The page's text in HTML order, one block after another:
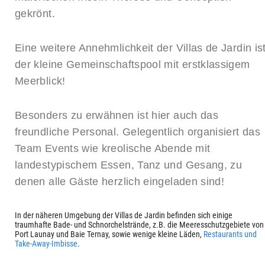
gekrönt.
Eine weitere Annehmlichkeit der Villas de Jardin
der kleine Gemeinschaftspool mit erstklassigem
Meerblick!
Besonders zu erwähnen ist hier auch das
freundliche Personal. Gelegentlich organisiert das
Team Events wie kreolische Abende mit
landestypischem Essen, Tanz und Gesang, zu
denen alle Gäste herzlich eingeladen sind!
In der näheren Umgebung der Villas de Jardin befinden sich einige
traumhafte Bade- und Schnorchelstrände, z.B. die Meeresschutzgebiete von
Port Launay und Baie Ternay, sowie wenige kleine Läden, Restaurants und
Take-Away-Imbisse.